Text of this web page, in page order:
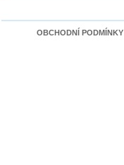
OBCHODNÍ PODMÍNKY